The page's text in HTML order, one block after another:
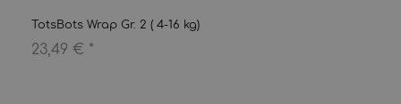
TotsBots Wrap Gr. 2 ( 4-16 kg)
23,49 € *